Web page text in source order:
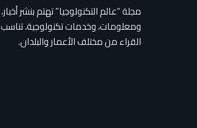
مجلة “عالم التكنولوجيا” تهتم بنشر أخبار،
ومعلومات، وخدمات تكنولوجية، تناسب
القراء من مختلف الأعمار والبلدان.